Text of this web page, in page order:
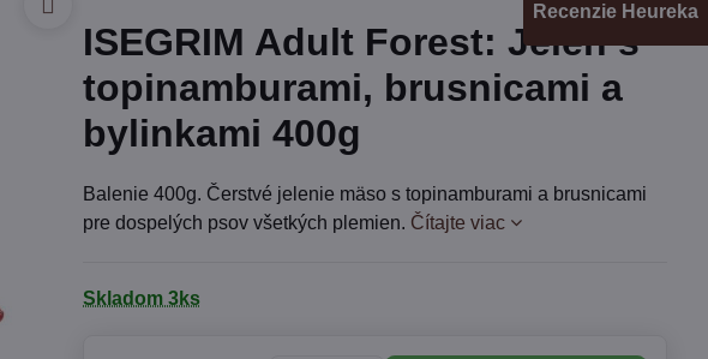
ISEGRIM Adult Forest: Jeleň s
topinamburami, brusnicami a
bylinkami 400g
Balenie 400g. Čerstvé jelenie mäso s topinamburami a brusnicami
pre dospelých psov všetkých plemien. Čítajte viac
Skladom 3ks
Recenzie Heureka